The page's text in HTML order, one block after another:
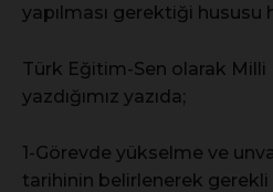
yapılması gerektiği hususu
Türk Eğitim-Sen olarak Milli
yazdığımız yazıda;
1-Görevde yükselme ve
tarihinin belirlenerek